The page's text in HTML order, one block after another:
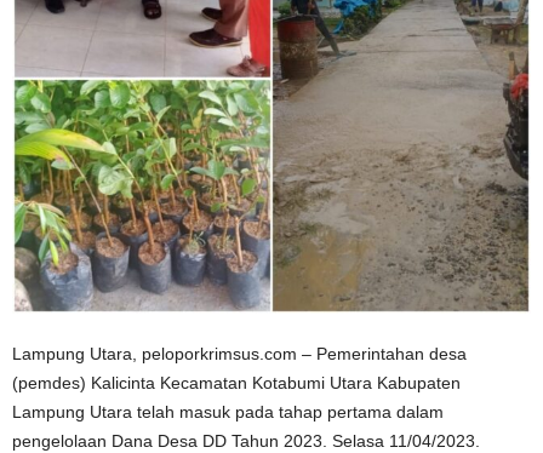
Lampung Utara, peloporkrimsus.com – Pemerintahan desa
(pemdes) Kalicinta Kecamatan Kotabumi Utara Kabupaten
Lampung Utara telah masuk pada tahap pertama dalam
pengelolaan Dana Desa DD Tahun 2023. Selasa 11/04/2023.